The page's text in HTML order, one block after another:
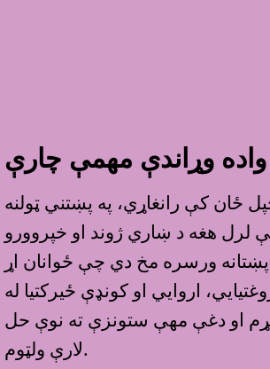
وړاندې مهمې چارې
ځان کې رانغاړي، په پښتني ټولنه
لرل هغه د ښاري ژوند او خپروورو
پښتانه ورسره مخ دي چې ځوانان اړ
اروايي او کونډې ځيرکتيا له
او دغې مهې ستونزې ته نوې حل
لارې ولټوم.